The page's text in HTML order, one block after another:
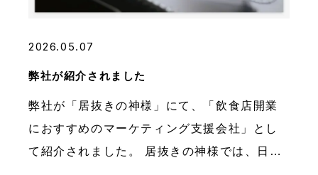
2026.05.07
弊社が紹介されました
弊社が「居抜きの神様」にて、「飲食店開業
におすすめのマーケティング支援会社」とし
て紹介されました。 居抜きの神様では、日本